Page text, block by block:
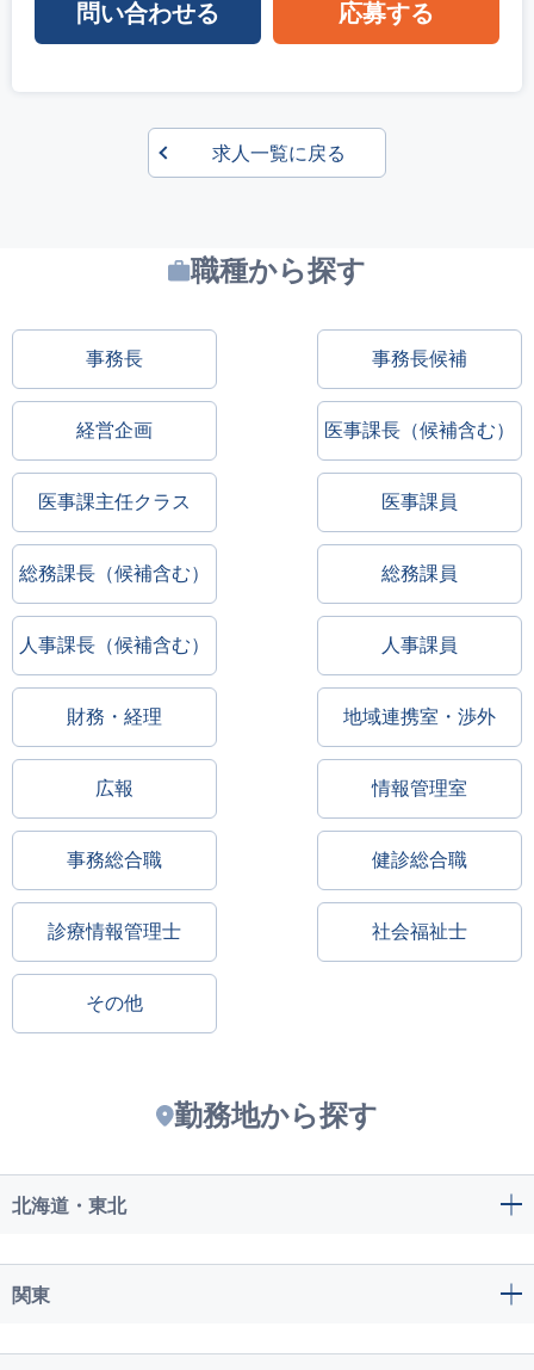
問い合わせる 応募する
求人一覧に戻る
職種から探す
事務長 事務長候補
経営企画 医事課長（候補含む）
医事課主任クラス 医事課員
総務課長（候補含む） 総務課員
人事課長（候補含む） 人事課員
財務・経理 地域連携室・渉外
広報 情報管理室
事務総合職 健診総合職
診療情報管理士 社会福祉士
その他
勤務地から探す
北海道・東北
関東